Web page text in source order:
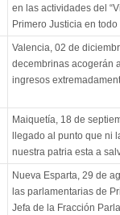
en las actividades del
Primero Justicia en
Valencia, 02 de
decembrinas acogerán
ingresos
Maiquetía, 18 de
llegado al punto que ni
nuestra patria esta a
Nueva Esparta, 29 de
las parlamentarias de
Jefa de la Fracción